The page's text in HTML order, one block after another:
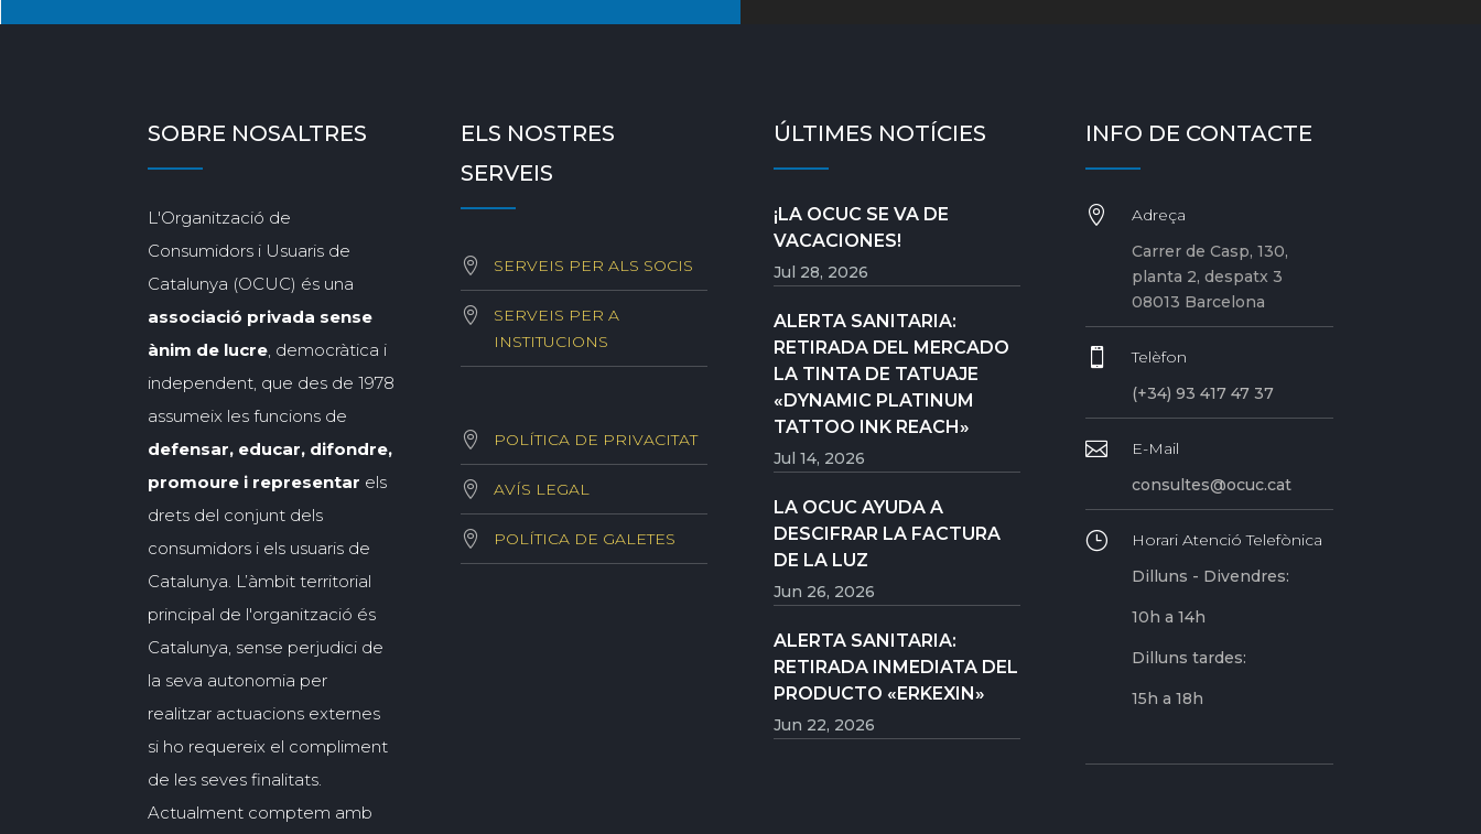
SOBRE NOSALTRES
L'Organització de
Consumidors i Usuaris de
Catalunya (OCUC) és una
associació privada sense
ànim de lucre, democràtica i
independent, que des de 1978
assumeix les funcions de
defensar, educar, difondre,
promoure i representar els
drets del conjunt dels
consumidors i els usuaris de
Catalunya. L’àmbit territorial
principal de l'organització és
Catalunya, sense perjudici de
la seva autonomia per
realitzar actuacions externes
si ho requereix el compliment
de les seves finalitats.
Actualment comptem amb
ELS NOSTRES
SERVEIS
SERVEIS PER ALS SOCIS
SERVEIS PER A
INSTITUCIONS
POLÍTICA DE PRIVACITAT
AVÍS LEGAL
POLÍTICA DE GALETES
ÚLTIMES NOTÍCIES
¡LA OCUC SE VA DE
VACACIONES!
Jul 28, 2026
ALERTA SANITARIA:
RETIRADA DEL MERCADO
LA TINTA DE TATUAJE
«DYNAMIC PLATINUM
TATTOO INK REACH»
Jul 14, 2026
LA OCUC AYUDA A
DESCIFRAR LA FACTURA
DE LA LUZ
Jun 26, 2026
ALERTA SANITARIA:
RETIRADA INMEDIATA DEL
PRODUCTO «ERKEXIN»
Jun 22, 2026
INFO DE CONTACTE

Adreça
Carrer de Casp, 130,
planta 2, despatx 3
08013 Barcelona

Telèfon
(+34) 93 417 47 37

E-Mail
consultes@ocuc.cat
}
Horari Atenció Telefònica
Dilluns - Divendres:
10h a 14h
Dilluns tardes:
15h a 18h